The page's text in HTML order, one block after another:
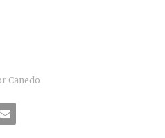
Canedo